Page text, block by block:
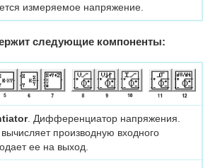
измеряемое напряжение.
следующие компоненты:
. Дифференциатор напряжения.
производную входного
ее на выход.